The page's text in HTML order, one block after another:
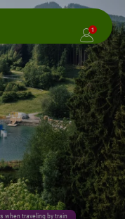
1
when traveling by train